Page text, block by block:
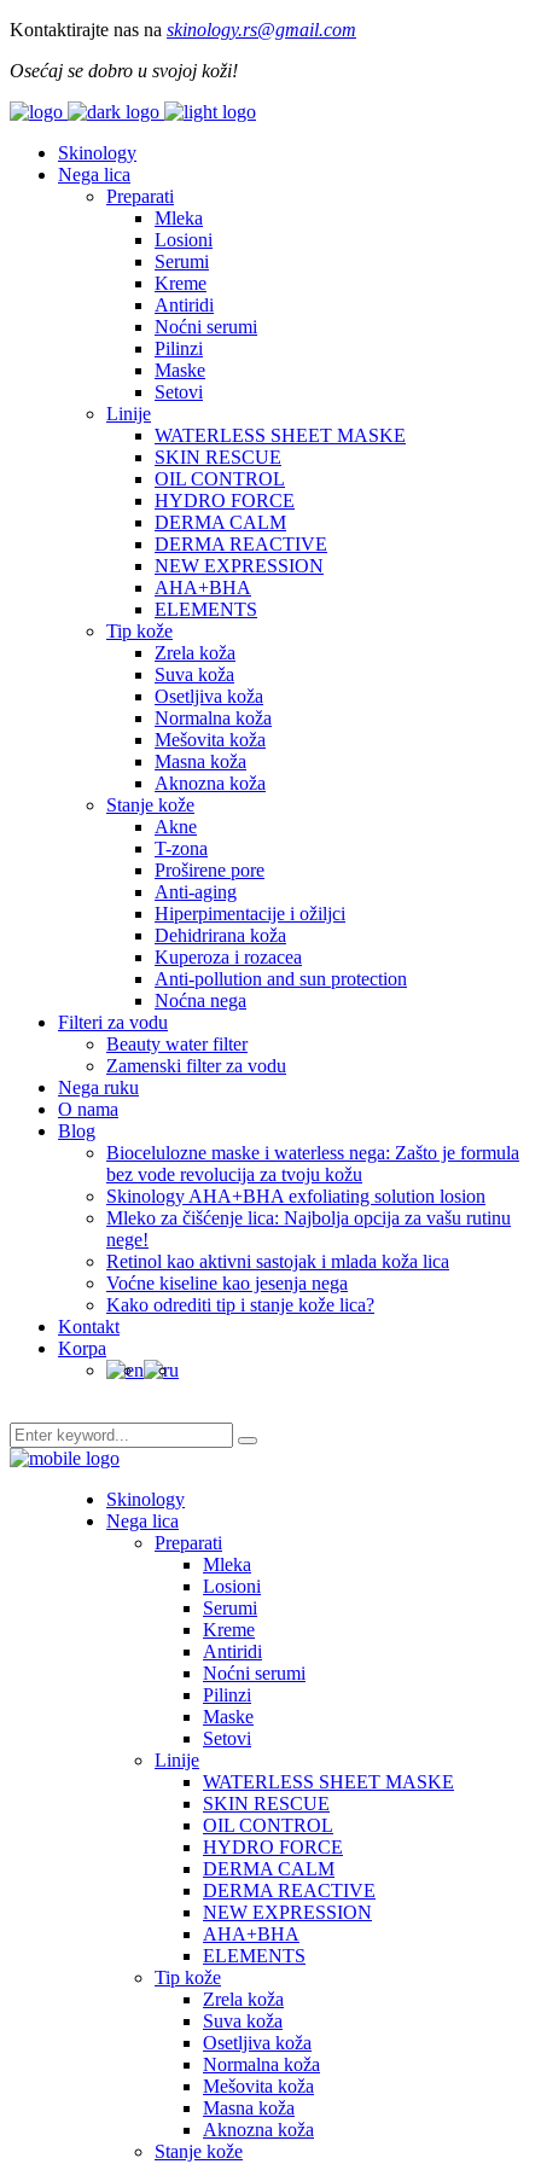
Kontaktirajte nas na skinology.rs@gmail.com
Osećaj se dobro u svojoj koži!
Skinology
Nega lica
Preparati
Mleka
Losioni
Serumi
Kreme
Antiridi
Noćni serumi
Pilinzi
Maske
Setovi
Linije
WATERLESS SHEET MASKE
SKIN RESCUE
OIL CONTROL
HYDRO FORCE
DERMA CALM
DERMA REACTIVE
NEW EXPRESSION
AHA+BHA
ELEMENTS
Tip kože
Zrela koža
Suva koža
Osetljiva koža
Normalna koža
Mešovita koža
Masna koža
Aknozna koža
Stanje kože
Akne
T-zona
Proširene pore
Anti-aging
Hiperpimentacije i ožiljci
Dehidrirana koža
Kuperoza i rozacea
Anti-pollution and sun protection
Noćna nega
Filteri za vodu
Beauty water filter
Zamenski filter za vodu
Nega ruku
O nama
Blog
Biocelulozne maske i waterless nega: Zašto je formula
bez vode revolucija za tvoju kožu
Skinology AHA+BHA exfoliating solution losion
Mleko za čišćenje lica: Najbolja opcija za vašu rutinu
nege!
Retinol kao aktivni sastojak i mlada koža lica
Voćne kiseline kao jesenja nega
Kako odrediti tip i stanje kože lica?
Kontakt
Korpa
Skinology
Nega lica
Preparati
Mleka
Losioni
Serumi
Kreme
Antiridi
Noćni serumi
Pilinzi
Maske
Setovi
Linije
WATERLESS SHEET MASKE
SKIN RESCUE
OIL CONTROL
HYDRO FORCE
DERMA CALM
DERMA REACTIVE
NEW EXPRESSION
AHA+BHA
ELEMENTS
Tip kože
Zrela koža
Suva koža
Osetljiva koža
Normalna koža
Mešovita koža
Masna koža
Aknozna koža
Stanje kože